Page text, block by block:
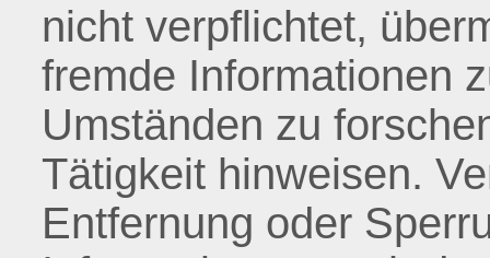
nicht verpflichtet,
fremde Informationen
Umständen zu
Tätigkeit hinweisen.
Entfernung oder